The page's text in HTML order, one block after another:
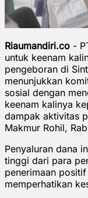
Riaumandiri.co -
untuk keenam
pengeboran di
menunjukkan
sosial dengan
keenam kalinya
dampak aktivitas
Makmur Rohil,
Penyaluran dana
tinggi dari para
penerimaan
memperhatikan